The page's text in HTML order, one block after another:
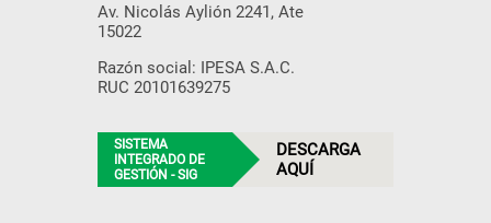
Av. Nicolás Aylión 2241, Ate
15022
Razón social: IPESA S.A.C.
RUC 20101639275
SISTEMA
INTEGRADO DE
GESTIÓN - SIG
DESCARGA
AQUÍ